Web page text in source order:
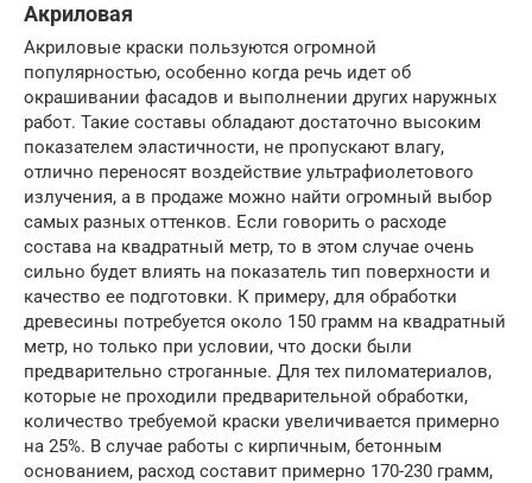
Акриловая
Акриловые краски пользуются огромной
популярностью, особенно когда речь идет об
окрашивании фасадов и выполнении других наружных
работ. Такие составы обладают достаточно высоким
показателем эластичности, не пропускают влагу,
отлично переносят воздействие ультрафиолетового
излучения, а в продаже можно найти огромный выбор
самых разных оттенков. Если говорить о расходе
состава на квадратный метр, то в этом случае очень
сильно будет влиять на показатель тип поверхности и
качество ее подготовки. К примеру, для обработки
древесины потребуется около 150 грамм на квадратный
метр, но только при условии, что доски были
предварительно строганные. Для тех пиломатериалов,
которые не проходили предварительной обработки,
количество требуемой краски увеличивается примерно
на 25%. В случае работы с кирпичным, бетонным
основанием, расход составит примерно 170-230 грамм,